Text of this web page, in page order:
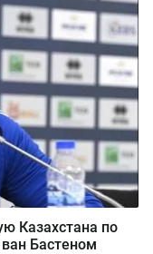
Казахстана по
Бастеном